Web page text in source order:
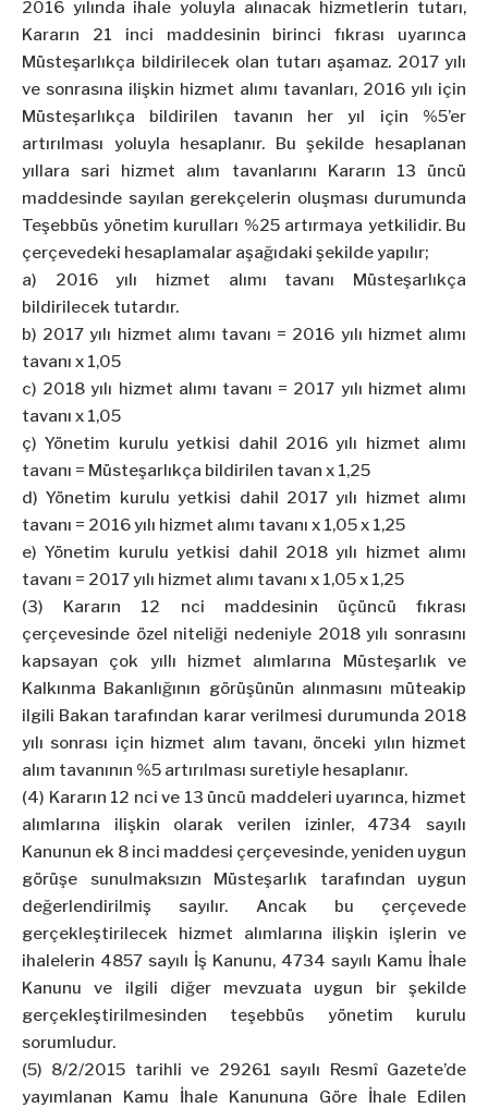
2016 yılında ihale yoluyla alınacak hizmetlerin tutarı,
Kararın 21 inci maddesinin birinci fıkrası uyarınca
Müsteşarlıkça bildirilecek olan tutarı aşamaz. 2017 yılı
ve sonrasına ilişkin hizmet alımı tavanları, 2016 yılı için
Müsteşarlıkça bildirilen tavanın her yıl için %5’er
artırılması yoluyla hesaplanır. Bu şekilde hesaplanan
yıllara sari hizmet alım tavanlarını Kararın 13 üncü
maddesinde sayılan gerekçelerin oluşması durumunda
Teşebbüs yönetim kurulları %25 artırmaya yetkilidir. Bu
çerçevedeki hesaplamalar aşağıdaki şekilde yapılır;
a) 2016 yılı hizmet alımı tavanı Müsteşarlıkça
bildirilecek tutardır.
b) 2017 yılı hizmet alımı tavanı = 2016 yılı hizmet alımı
tavanı x 1,05
c) 2018 yılı hizmet alımı tavanı = 2017 yılı hizmet alımı
tavanı x 1,05
ç) Yönetim kurulu yetkisi dahil 2016 yılı hizmet alımı
tavanı = Müsteşarlıkça bildirilen tavan x 1,25
d) Yönetim kurulu yetkisi dahil 2017 yılı hizmet alımı
tavanı = 2016 yılı hizmet alımı tavanı x 1,05 x 1,25
e) Yönetim kurulu yetkisi dahil 2018 yılı hizmet alımı
tavanı = 2017 yılı hizmet alımı tavanı x 1,05 x 1,25
(3) Kararın 12 nci maddesinin üçüncü fıkrası
çerçevesinde özel niteliği nedeniyle 2018 yılı sonrasını
kapsayan çok yıllı hizmet alımlarına Müsteşarlık ve
Kalkınma Bakanlığının görüşünün alınmasını müteakip
ilgili Bakan tarafından karar verilmesi durumunda 2018
yılı sonrası için hizmet alım tavanı, önceki yılın hizmet
alım tavanının %5 artırılması suretiyle hesaplanır.
(4) Kararın 12 nci ve 13 üncü maddeleri uyarınca, hizmet
alımlarına ilişkin olarak verilen izinler, 4734 sayılı
Kanunun ek 8 inci maddesi çerçevesinde, yeniden uygun
görüşe sunulmaksızın Müsteşarlık tarafından uygun
değerlendirilmiş sayılır. Ancak bu çerçevede
gerçekleştirilecek hizmet alımlarına ilişkin işlerin ve
ihalelerin 4857 sayılı İş Kanunu, 4734 sayılı Kamu İhale
Kanunu ve ilgili diğer mevzuata uygun bir şekilde
gerçekleştirilmesinden teşebbüs yönetim kurulu
sorumludur.
(5) 8/2/2015 tarihli ve 29261 sayılı Resmî Gazete’de
yayımlanan Kamu İhale Kanununa Göre İhale Edilen